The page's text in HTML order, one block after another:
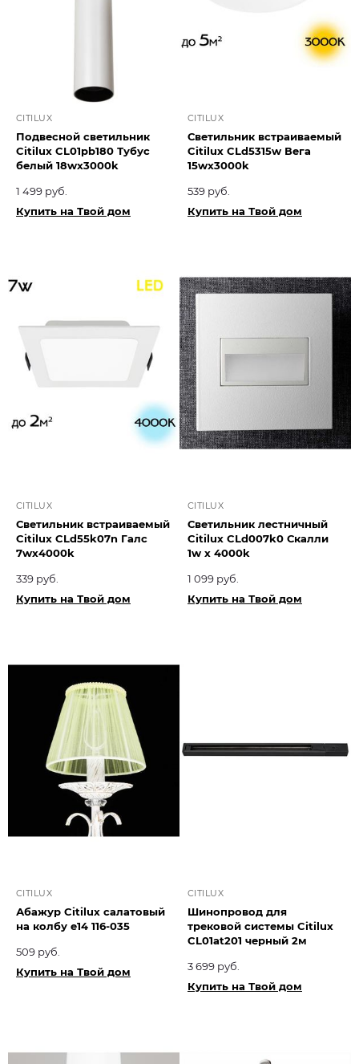
CITILUX
Подвесной светильник
Citilux CL01pb180 Тубус
белый 18wх3000k
1 499 руб.
Купить на Твой дом
CITILUX
Светильник встраиваемый
Citilux CLd5315w Вега
15wx3000k
539 руб.
Купить на Твой дом
CITILUX
Светильник встраиваемый
Citilux CLd55k07n Галс
7wx4000k
339 руб.
Купить на Твой дом
CITILUX
Светильник лестничный
Citilux CLd007k0 Скалли
1w х 4000k
1 099 руб.
Купить на Твой дом
CITILUX
Абажур Citilux салатовый
на колбу e14 116-035
509 руб.
Купить на Твой дом
CITILUX
Шинопровод для
трековой системы Citilux
CL01at201 черный 2м
3 699 руб.
Купить на Твой дом